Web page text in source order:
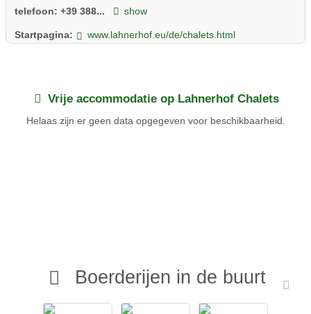
telefoon: +39 388... show
Startpagina: www.lahnerhof.eu/de/chalets.html
Vrije accommodatie op Lahnerhof Chalets
Helaas zijn er geen data opgegeven voor beschikbaarheid.
Boerderijen in de buurt